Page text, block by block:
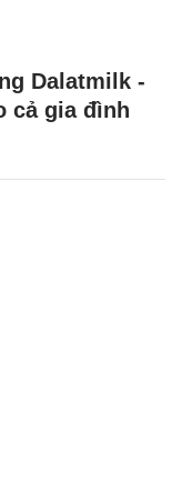
Dalatmilk -
cả gia đình